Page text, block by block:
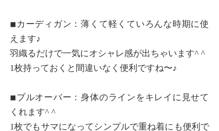
◾︎カーディガン：薄くて軽くていろんな時期に使
えます♪
羽織るだけで一気にオシャレ感が出ちゃいます^ ^
1枚持っておくと間違いなく便利ですね〜♪
◾︎プルオーバー：身体のラインをキレイに見せて
くれます^ ^
1枚でもサマになってシンプルで重ね着にも便利で